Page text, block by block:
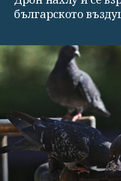
българското